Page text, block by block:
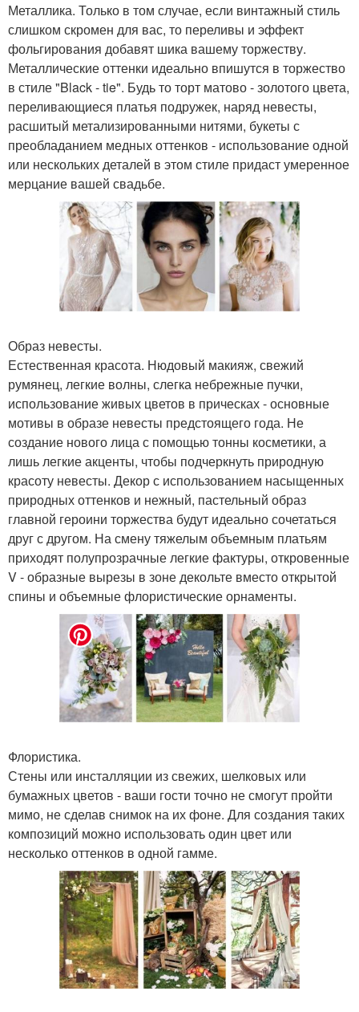
Металлика. Только в том случае, если винтажный стиль
слишком скромен для вас, то переливы и эффект
фольгирования добавят шика вашему торжеству.
Металлические оттенки идеально впишутся в торжество
в стиле "Black - tie". Будь то торт матово - золотого цвета,
переливающиеся платья подружек, наряд невесты,
расшитый метализированными нитями, букеты с
преобладанием медных оттенков - использование одной
или нескольких деталей в этом стиле придаст умеренное
мерцание вашей свадьбе.
Образ невесты.
Естественная красота. Нюдовый макияж, свежий
румянец, легкие волны, слегка небрежные пучки,
использование живых цветов в прическах - основные
мотивы в образе невесты предстоящего года. Не
создание нового лица с помощью тонны косметики, а
лишь легкие акценты, чтобы подчеркнуть природную
красоту невесты. Декор с использованием насыщенных
природных оттенков и нежный, пастельный образ
главной героини торжества будут идеально сочетаться
друг с другом. На смену тяжелым объемным платьям
приходят полупрозрачные легкие фактуры, откровенные
V - образные вырезы в зоне декольте вместо открытой
спины и объемные флористические орнаменты.
Флористика.
Стены или инсталляции из свежих, шелковых или
бумажных цветов - ваши гости точно не смогут пройти
мимо, не сделав снимок на их фоне. Для создания таких
композиций можно использовать один цвет или
несколько оттенков в одной гамме.